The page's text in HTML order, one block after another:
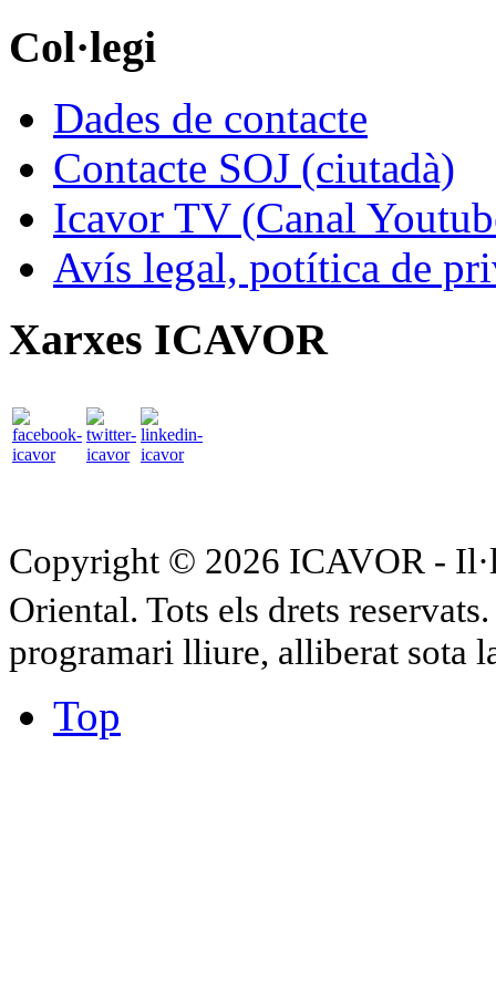
Col·legi
Dades de contacte
Contacte SOJ (ciutadà)
Icavor TV (Canal
Avís legal, potítica de
Xarxes ICAVOR
Copyright © 2026 ICAVOR -
Oriental. Tots els drets
programari lliure, alliberat sota
Top